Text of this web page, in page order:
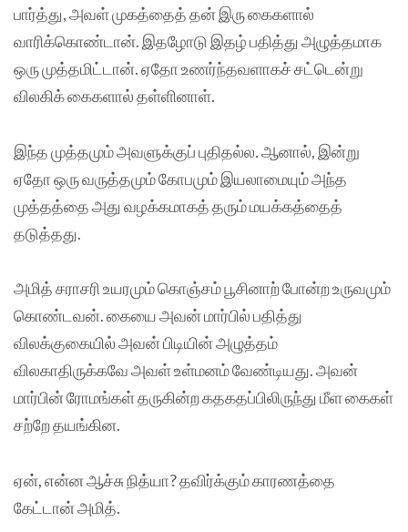
பார்த்து, அவள் முகத்தைத் தன் இரு கைகளால்
வாரிக்கொண்டான். இதழோடு இதழ் பதித்து அழுத்தமாக
ஒரு முத்தமிட்டான். ஏதோ உணர்ந்தவளாகச் சட்டென்று
விலகிக் கைகளால் தள்ளினாள்.
இந்த முத்தமும் அவளுக்குப் புதிதல்ல. ஆனால், இன்று
ஏதோ ஒரு வருத்தமும் கோபமும் இயலாமையும் அந்த
முத்தத்தை அது வழக்கமாகத் தரும் மயக்கத்தைத்
தடுத்தது.
அமித் சராசரி உயரமும் கொஞ்சம் பூசினாற் போன்ற உருவமும்
கொண்டவன். கையை அவன் மார்பில் பதித்து
விலக்குகையில் அவன் பிடியின் அழுத்தம்
விலகாதிருக்கவே அவள் உள்மனம் வேண்டியது. அவன்
மார்பின் ரோமங்கள் தருகின்ற கதகதப்பிலிருந்து மீள கைகள்
சற்றே தயங்கின.
ஏன், என்ன ஆச்சு நித்யா? தவிர்க்கும் காரணத்தை
கேட்டான் அமித்.